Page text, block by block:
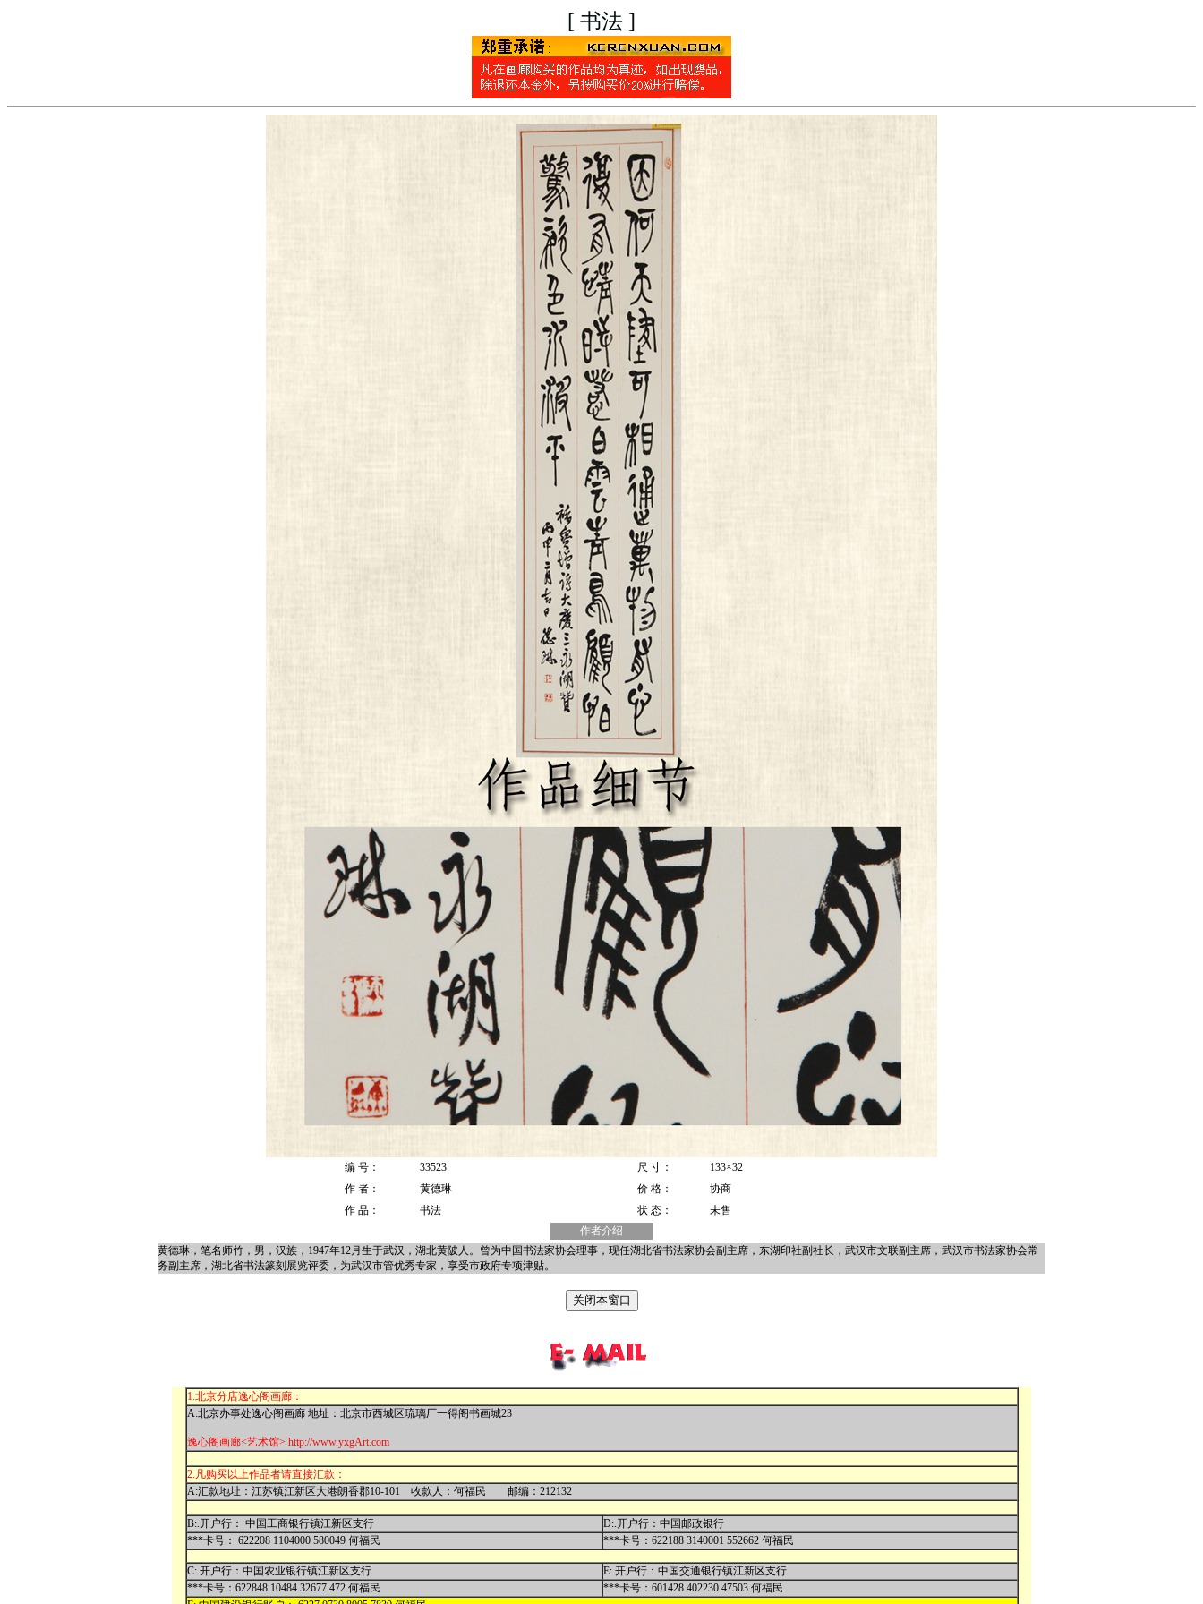
[ 书法 ]
编 号：
33523
作 者：
黄德琳
作 品：
书法
尺 寸：
133×32
价 格：
协商
状 态：
未售
作者介绍
黄德琳，笔名师竹，男，汉族，1947年12月生于武汉，湖北黄陂人。曾为中国书法家协会理事，现任湖北省书法家协会副主席，东湖印社副社长，武汉市文联副主席，武汉市书法家协会常
务副主席，湖北省书法篆刻展览评委，为武汉市管优秀专家，享受市政府专项津贴。
1.北京分店逸心阁画廊：
A:北京办事处逸心阁画廊 地址：北京市西城区琉璃厂一得阁书画城23
逸心阁画廊<艺术馆> http://www.yxgArt.com
2.凡购买以上作品者请直接汇款：
A:汇款地址：江苏镇江新区大港朗香郡10-101 收款人：何福民 邮编：212132
B:.开户行： 中国工商银行镇江新区支行
D:.开户行：中国邮政银行
***卡号： 622208 1104000 580049 何福民
***卡号：622188 3140001 552662 何福民
C:.开户行：中国农业银行镇江新区支行
E:.开户行：中国交通银行镇江新区支行
***卡号：622848 10484 32677 472 何福民
***卡号：601428 402230 47503 何福民